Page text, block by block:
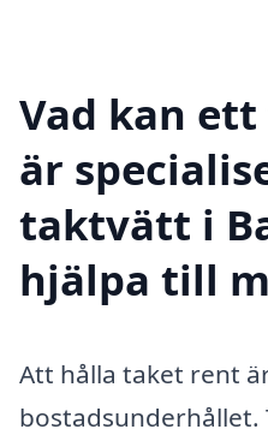
Vad kan
är
taktvätt i
hjälpa till
Att hålla taket rent
bostadsunderhållet.